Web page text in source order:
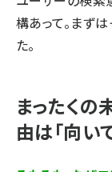
構あって。まず
た。
まったくの
由は「向い